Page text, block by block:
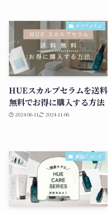
ケアアイテム
HUEスカルプセラムを送料
無料でお得に購入する方法
2024-06-11 2024-11-06
商品について